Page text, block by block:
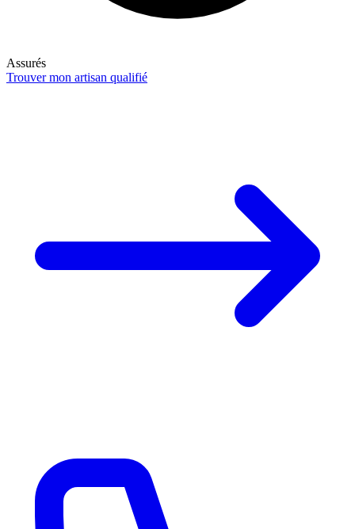
Assurés
Trouver mon artisan qualifié